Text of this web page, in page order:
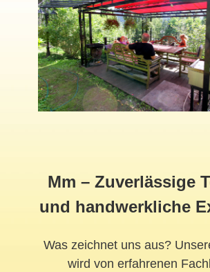
Mm – Zuverlässige
und handwerkliche
Was zeichnet uns aus?
wird von erfahrenen